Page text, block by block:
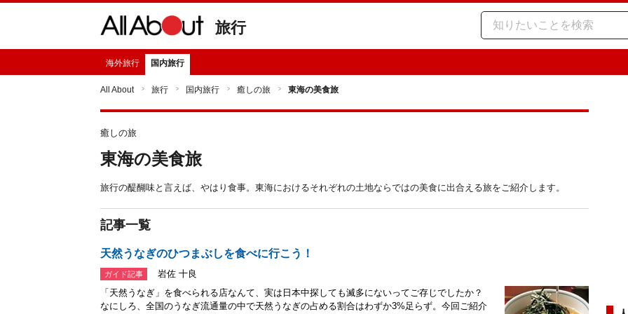
旅行
海外旅行 国内旅行
All About 旅行 国内旅行 癒しの旅 東海の美食旅
癒しの旅
東海の美食旅
旅行の醍醐味と言えば、やはり食事。東海におけるそれぞれの土地ならではの美食に出合える旅をご紹介します。
記事一覧
天然うなぎのひつまぶしを食べに行こう！
ガイド記事
岩佐 十良
「天然うなぎ」を食べられる店なんて、実は日本中探しても滅多にないってご存じでしたか？
なにしろ、全国のうなぎ流通量の中で天然うなぎの占める割合はわずか3%足らず。今回ご紹介